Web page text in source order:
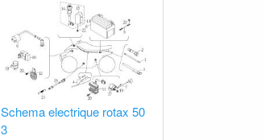
Schema electrique rotax 50
3